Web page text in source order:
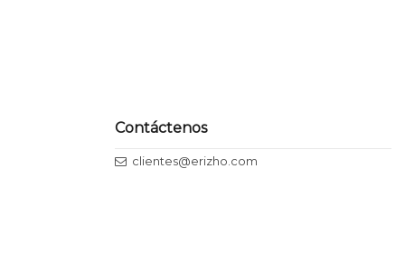
Contáctenos
clientes@erizho.com